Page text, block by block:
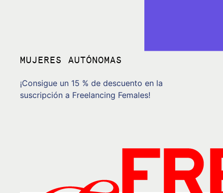
MUJERES AUTÓNOMAS
¡Consigue un 15 % de descuento en la
suscripción a Freelancing Females!